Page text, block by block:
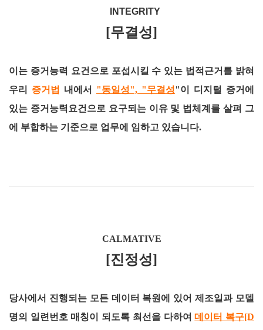
INTEGRITY
[무결성]
이는 증거능력 요건으로 포섭시킬 수 있는 법적근거를 밝혀
우리 증거법 내에서 "동일성", "무결성"이 디지털 증거에
있는 증거능력요건으로 요구되는 이유 및 법체계를 살펴 그
에 부합하는 기준으로 업무에 임하고 있습니다.
CALMATIVE
[진정성]
당사에서 진행되는 모든 데이터 복원에 있어 제조일과 모델
명의 일련번호 매칭이 되도록 최선을 다하여데이터 복구[D